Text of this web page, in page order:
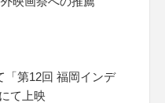
第12回 福岡インデ
て上映